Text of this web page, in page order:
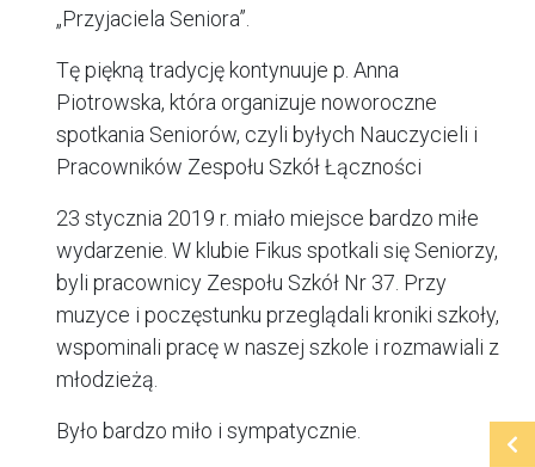
„Przyjaciela Seniora”.
Tę piękną tradycję kontynuuje p. Anna
Piotrowska, która organizuje noworoczne
spotkania Seniorów, czyli byłych Nauczycieli i
Pracowników Zespołu Szkół Łączności
23 stycznia 2019 r. miało miejsce bardzo miłe
wydarzenie. W klubie Fikus spotkali się Seniorzy,
byli pracownicy Zespołu Szkół Nr 37. Przy
muzyce i poczęstunku przeglądali kroniki szkoły,
wspominali pracę w naszej szkole i rozmawiali z
młodzieżą.
Było bardzo miło i sympatycznie.